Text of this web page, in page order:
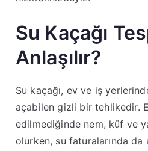
Su Kaçağı
Anlaşılır?
Su kaçağı, ev ve iş
açabilen gizli bir tehlikedir.
edilmediğinde nem, küf ve
olurken, su faturalarında da